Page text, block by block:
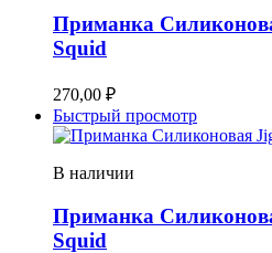
Приманка
Squid
270,00 ₽
Быстрый просмотр
В наличии
Приманка
Squid